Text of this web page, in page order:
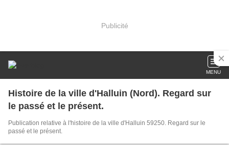
Publicité
MENU
Histoire de la ville d'Halluin (Nord). Regard sur
le passé et le présent.
Publication relative à l'histoire de la ville d'Halluin 59250. Regard sur le
passé et le présent.